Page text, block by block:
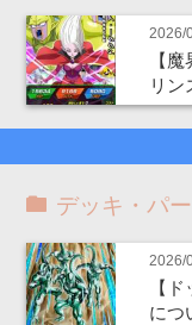
2026/
【
リン
デッキ・パ
2026/
【
につ